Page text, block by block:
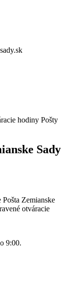
hodiny Pošty
Sady
Zemianske
otváracie
9:00.